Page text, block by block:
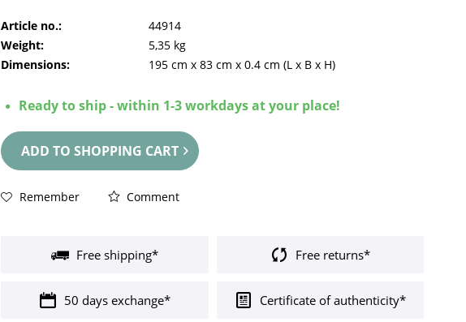
Article no.:
44914
Weight:
5,35 kg
Dimensions:
195 cm x83 cm x0.4 cm (L x B x H)
Ready to ship - within 1-3 workdays at your place!
ADD TO SHOPPING CART
Remember Comment
Free shipping* Free returns*
50 days exchange* Certificate of authenticity*